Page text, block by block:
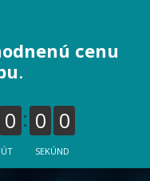
cenu
.
0 0 0
SEKÚND